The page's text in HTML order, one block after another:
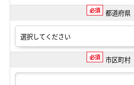
必須 都道府県
必須 市区町村